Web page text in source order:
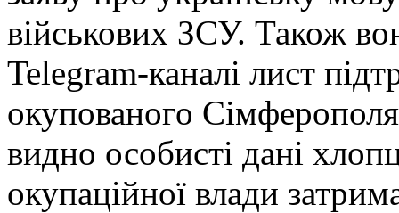
військових ЗСУ. Також
Telegram-каналі лист
окупованого
видно особисті дані
окупаційної влади